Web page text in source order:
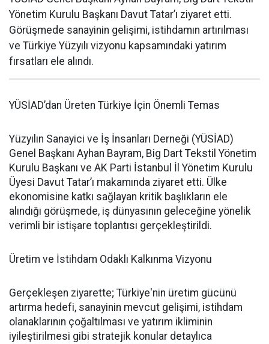
Yönetim Kurulu Başkanı Davut Tatar’ı ziyaret etti.
Görüşmede sanayinin gelişimi, istihdamın artırılması
ve Türkiye Yüzyılı vizyonu kapsamındaki yatırım
fırsatları ele alındı.
YÜSİAD’dan Üreten Türkiye İçin Önemli Temas
Yüzyılın Sanayici ve İş İnsanları Derneği (YÜSİAD)
Genel Başkanı Ayhan Bayram, Big Dart Tekstil Yönetim
Kurulu Başkanı ve AK Parti İstanbul İl Yönetim Kurulu
Üyesi Davut Tatar’ı makamında ziyaret etti. Ülke
ekonomisine katkı sağlayan kritik başlıkların ele
alındığı görüşmede, iş dünyasının geleceğine yönelik
verimli bir istişare toplantısı gerçekleştirildi.
Üretim ve İstihdam Odaklı Kalkınma Vizyonu
Gerçekleşen ziyarette; Türkiye'nin üretim gücünü
artırma hedefi, sanayinin mevcut gelişimi, istihdam
olanaklarının çoğaltılması ve yatırım ikliminin
iyileştirilmesi gibi stratejik konular detaylıca